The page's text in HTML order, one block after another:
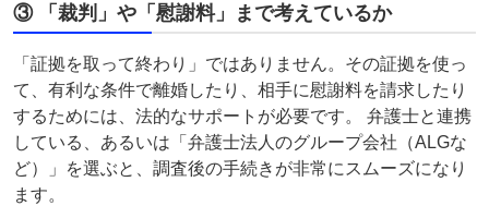
③ 「裁判」や「慰謝料」まで考えているか
「証拠を取って終わり」ではありません。その証拠を使っ
て、有利な条件で離婚したり、相手に慰謝料を請求したり
するためには、法的なサポートが必要です。 弁護士と連携
している、あるいは「弁護士法人のグループ会社（ALGな
ど）」を選ぶと、調査後の手続きが非常にスムーズになり
ます。